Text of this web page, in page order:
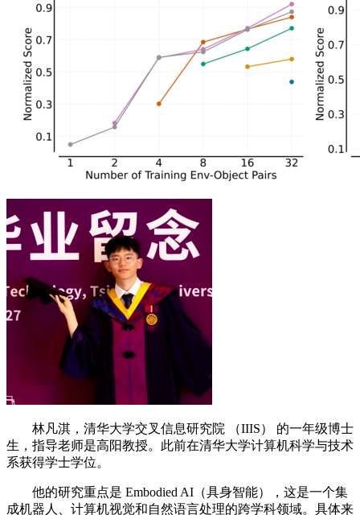
林凡淇，清华大学交叉信息研究院 （IIIS） 的一年级博士
生，指导老师是高阳教授。此前在清华大学计算机科学与技术
系获得学士学位。
他的研究重点是 Embodied AI（具身智能），这是一个集
成机器人、计算机视觉和自然语言处理的跨学科领域。具体来